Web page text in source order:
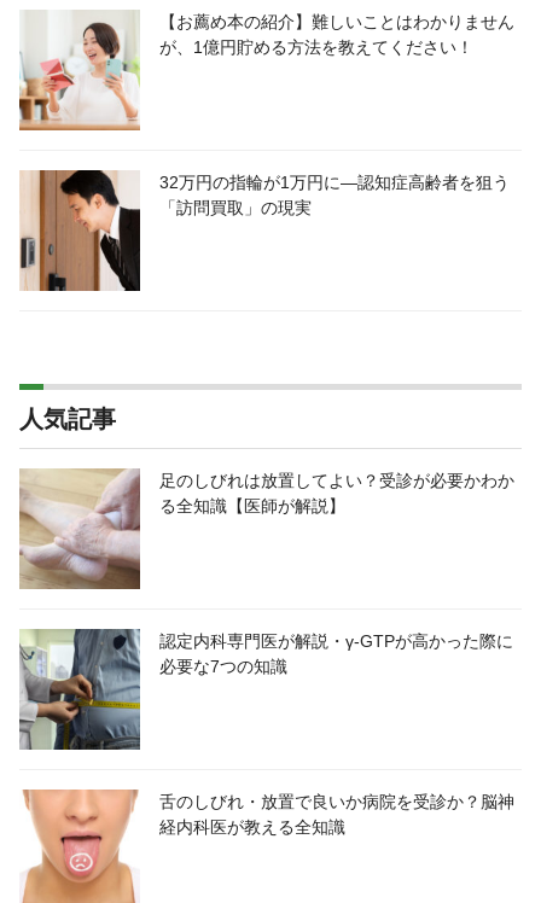
【お薦め本の紹介】難しいことはわかりません
が、1億円貯める方法を教えてください！
32万円の指輪が1万円に―認知症高齢者を狙う
「訪問買取」の現実
人気記事
足のしびれは放置してよい？受診が必要かわか
る全知識【医師が解説】
認定内科専門医が解説・γ-GTPが高かった際に
必要な7つの知識
舌のしびれ・放置で良いか病院を受診か？脳神
経内科医が教える全知識